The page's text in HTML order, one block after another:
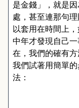
是金錢 」， 就是
處 ， 甚至連那句
以套用在時間上 ，
中年才發現自己
在 ， 我們的確有
我們試著用簡單的
法 ：